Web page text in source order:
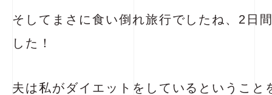
そしてまさに食い倒れ旅行でしたね、2日
した！
夫は私がダイエットをしているということ